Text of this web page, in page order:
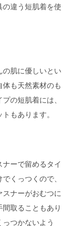
違う短肌着を使
肌に優しいとい
も天然素材のも
の短肌着には、
もあります。
ーで留めるタイ
くっつくので、
ナーがおむつに
取ることもあり
つかないよう